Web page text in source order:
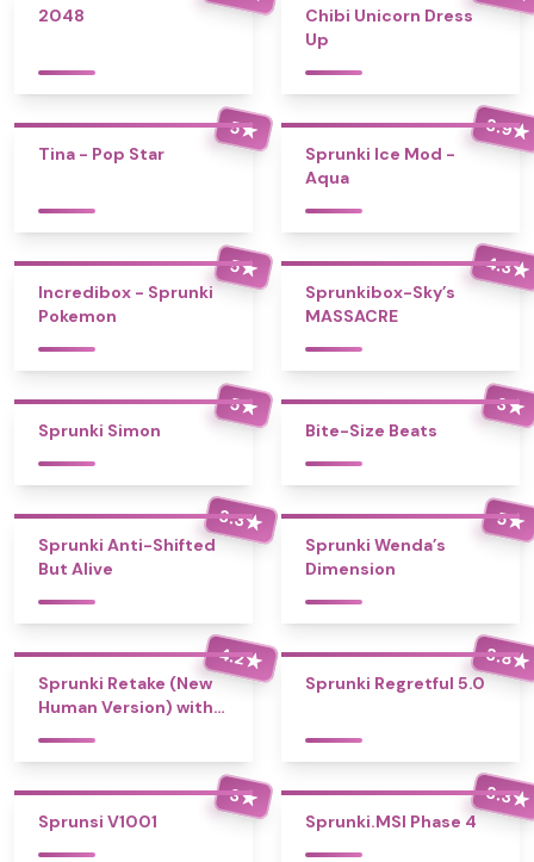
2048
Chibi Unicorn Dress
Up
5★
Tina - Pop Star
3.9★
Sprunki Ice Mod -
Aqua
5★
Incredibox - Sprunki
Pokemon
4.3★
Sprunkibox-Sky’s
MASSACRE
5★
Sprunki Simon
3★
Bite-Size Beats
3.3★
Sprunki Anti-Shifted
But Alive
5★
Sprunki Wenda’s
Dimension
4.2★
Sprunki Retake (New
Human Version) with
3.8★
Sprunki Regretful 5.0
3★
Sprunsi V1001
3.3★
Sprunki.MSI Phase 4